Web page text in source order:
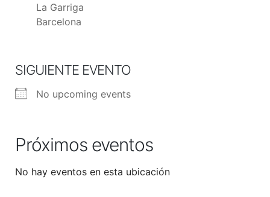
La Garriga
Barcelona
SIGUIENTE EVENTO
No upcoming events
Próximos eventos
No hay eventos en esta ubicación